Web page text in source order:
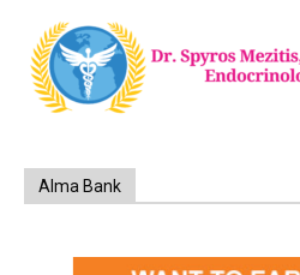
Alma Bank